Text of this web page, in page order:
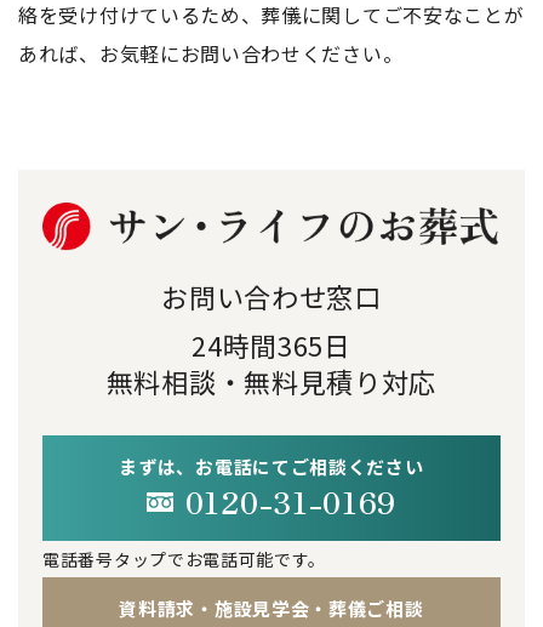
絡を受け付けているため、葬儀に関してご不安なことが
あれば、お気軽にお問い合わせください。
お問い合わせ窓口
24時間365日
無料相談・無料見積り対応
まずは、お電話にてご相談ください
0120-31-0169
電話番号タップでお電話可能です。
資料請求・施設見学会・葬儀ご相談